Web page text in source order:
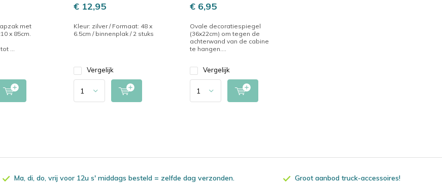
met
x 85cm.
...
€ 12,95
Kleur: zilver / Formaat: 48 x
6.5cm / binnenplak / 2 stuks
Vergelijk
€ 6,95
Ovale decoratiespiegel
(36x22cm) om tegen de
achterwand van de cabine
te hangen....
Vergelijk
Ma, di, do, vrij voor 12u s' middags besteld = zelfde dag verzonden. Groot aanbod truck-accessoires!